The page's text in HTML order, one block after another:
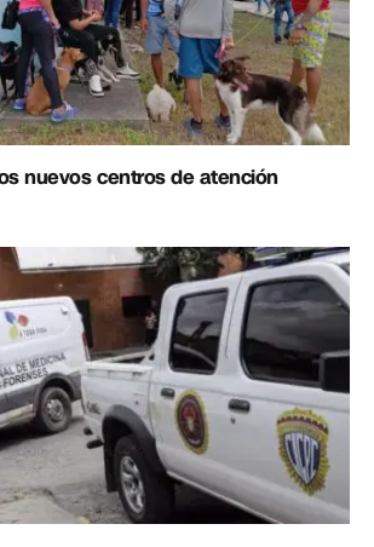
nuevos centros de atención